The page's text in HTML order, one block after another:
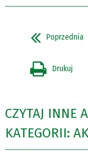
Poprzednia
Drukuj
CZYTAJ INNE
KATEGORII: